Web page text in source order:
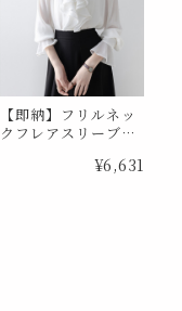
【即納】フリルネッ
クフレアスリーブシ
¥6,631